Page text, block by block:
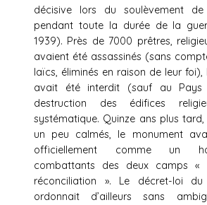
décisive lors du soulèvement
pendant toute la durée de la
1939). Près de 7000 prêtres,
avaient été assassinés (sans
laïcs, éliminés en raison de leur foi),
avait été interdit (sauf au
destruction des édifices
systématique. Quinze ans plus
un peu calmés, le monument
officiellement comme un
combattants des deux camps
réconciliation ». Le décret-loi
ordonnait d’ailleurs sans